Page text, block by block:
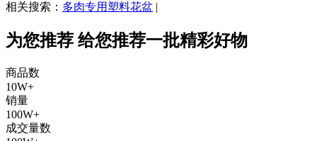
相关搜索： 多肉专用塑料花盆 |
为您推荐 给您推荐一批精彩好物
商品数
10W+
销量
100W+
成交量数